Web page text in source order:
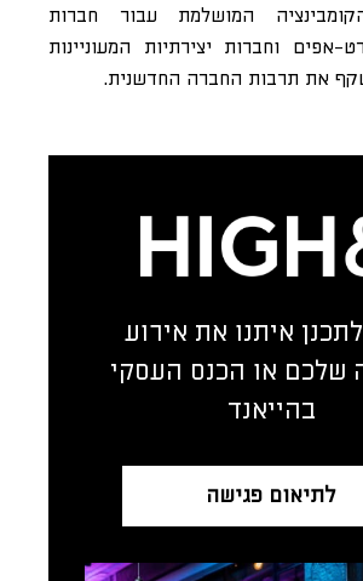
המושלמת עבור חברות
אפים וחברות יצירתיות המעוניינות
את תרבות החברה החדשנית.
איתנו את אירוע
שלכם או הכנס העסקי
בהייאנד
לתיאום פגישה